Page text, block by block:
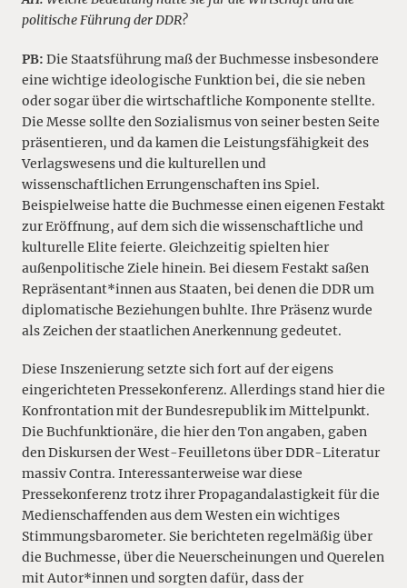
politische Führung der DDR?
PB: Die Staatsführung maß der Buchmesse insbesondere
eine wichtige ideologische Funktion bei, die sie neben
oder sogar über die wirtschaftliche Komponente stellte.
Die Messe sollte den Sozialismus von seiner besten Seite
präsentieren, und da kamen die Leistungsfähigkeit des
Verlagswesens und die kulturellen und
wissenschaftlichen Errungenschaften ins Spiel.
Beispielweise hatte die Buchmesse einen eigenen Festakt
zur Eröffnung, auf dem sich die wissenschaftliche und
kulturelle Elite feierte. Gleichzeitig spielten hier
außenpolitische Ziele hinein. Bei diesem Festakt saßen
Repräsentant*innen aus Staaten, bei denen die DDR um
diplomatische Beziehungen buhlte. Ihre Präsenz wurde
als Zeichen der staatlichen Anerkennung gedeutet.
Diese Inszenierung setzte sich fort auf der eigens
eingerichteten Pressekonferenz. Allerdings stand hier die
Konfrontation mit der Bundesrepublik im Mittelpunkt.
Die Buchfunktionäre, die hier den Ton angaben, gaben
den Diskursen der West-Feuilletons über DDR-Literatur
massiv Contra. Interessanterweise war diese
Pressekonferenz trotz ihrer Propagandalastigkeit für die
Medienschaffenden aus dem Westen ein wichtiges
Stimmungsbarometer. Sie berichteten regelmäßig über
die Buchmesse, über die Neuerscheinungen und Querelen
mit Autor*innen und sorgten dafür, dass der